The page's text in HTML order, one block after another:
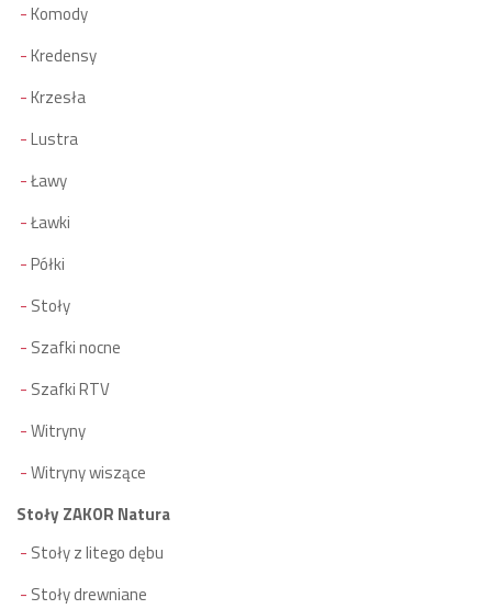
Komody
Kredensy
Krzesła
Lustra
Ławy
Ławki
Półki
Stoły
Szafki nocne
Szafki RTV
Witryny
Witryny wiszące
Stoły ZAKOR Natura
Stoły z litego dębu
Stoły drewniane